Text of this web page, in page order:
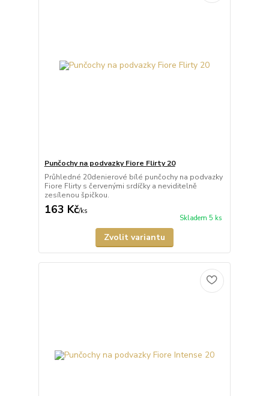
Punčochy na podvazky Fiore Flirty 20
Průhledné 20denierové bílé punčochy na podvazky
Fiore Flirty s červenými srdíčky a neviditelně
zesílenou špičkou.
163 Kč/ks
Skladem 5 ks
Zvolit variantu